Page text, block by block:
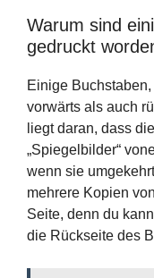
Warum sind
gedruckt
Einige Buchstaben,
vorwärts als auch
liegt daran, dass
„Spiegelbilder“
wenn sie
mehrere Kopien
Seite, denn du
die Rückseite des